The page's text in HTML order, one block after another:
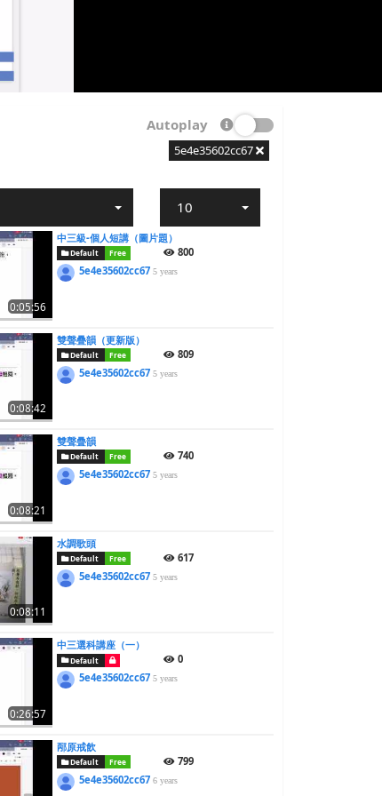
Autoplay
5e4e35602cc67
10
0:05:56
中三級-個人短講（圖片題）
Default Free
800
5e4e35602cc675 years
0:08:42
雙聲疊韻（更新版）
Default Free
809
5e4e35602cc675 years
0:08:21
雙聲曡韻
Default Free
740
5e4e35602cc675 years
0:08:11
水調歌頭
Default Free
617
5e4e35602cc675 years
0:26:57
中三選科講座（一）
Default
0
5e4e35602cc675 years
邴原戒飲
Default Free
799
5e4e35602cc676 years